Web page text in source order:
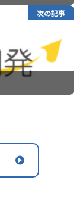
次の記事